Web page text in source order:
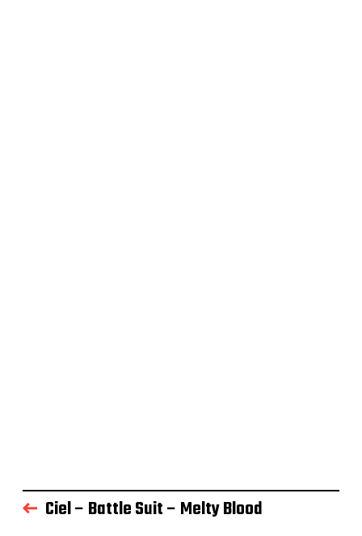
Ciel – Battle Suit – Melty Blood